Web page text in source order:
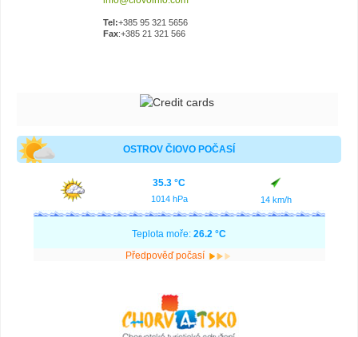
Tel:+385 95 321 5656
Fax:+385 21 321 566
OSTROV ČIOVO POČASÍ
35.3 °C
1014 hPa 14 km/h
Teplota moře: 26.2 °C
Předpověď počasí